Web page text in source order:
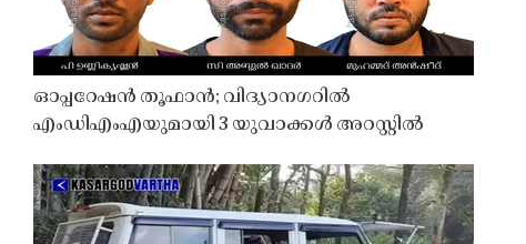
ഓപ്പറേഷൻ തൂഫാൻ; വിദ്യാനഗറിൽ
എംഡിഎംഎയുമായി 3 യുവാക്കൾ അറസ്റ്റിൽ